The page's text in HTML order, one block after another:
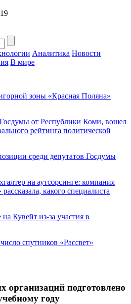
Аналитика Новости
В мире
зоны «Красная Поляна»
от Республики Коми, вошел
рейтинга политической
среди депутатов Госдумы
на аутсорсинге: компания
какого специалиста
Кувейт из-за участия в
спутников «Рассвет»
организаций подготовлено
году